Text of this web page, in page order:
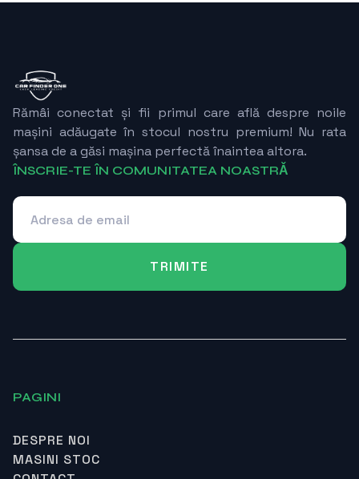
Rămâi conectat și fii primul care află despre noile
mașini adăugate în stocul nostru premium! Nu rata
șansa de a găsi mașina perfectă înaintea altora.
ÎNSCRIE-TE ÎN COMUNITATEA NOASTRǍ
PAGINI
DESPRE NOI
MASINI STOC